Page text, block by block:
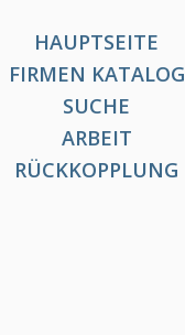
HAUPTSEITE
FIRMEN KATALOG
SUCHE
ARBEIT
RÜCKKOPPLUNG